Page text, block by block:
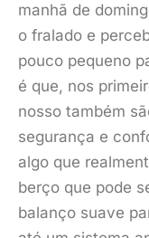
manhã de
o fralado e
pouco pequeno
é que, nos
nosso também
segurança e
algo que
berço que pode
balanço suave